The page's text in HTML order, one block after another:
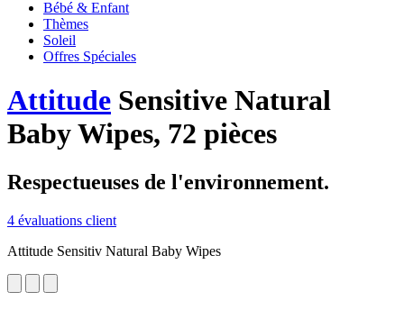
Bébé & Enfant
Thèmes
Soleil
Offres Spéciales
Attitude Sensitive Natural
Baby Wipes, 72 pièces
Respectueuses de l'environnement.
4 évaluations client
Attitude Sensitiv Natural Baby Wipes